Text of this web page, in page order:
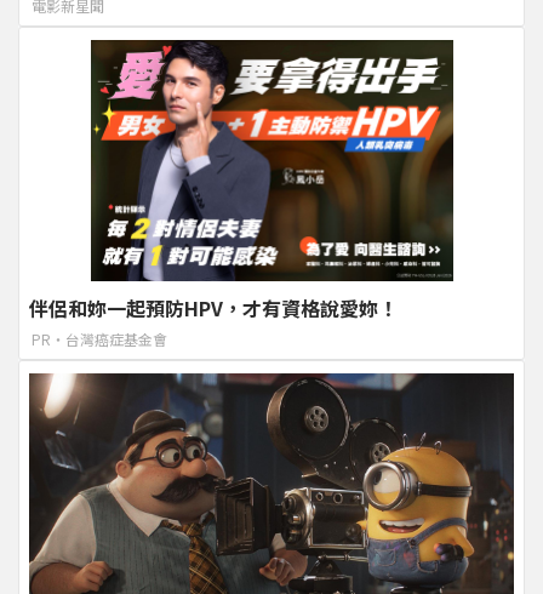
電影新星聞
伴侶和妳一起預防HPV，才有資格說愛妳！
PR・台灣癌症基金會